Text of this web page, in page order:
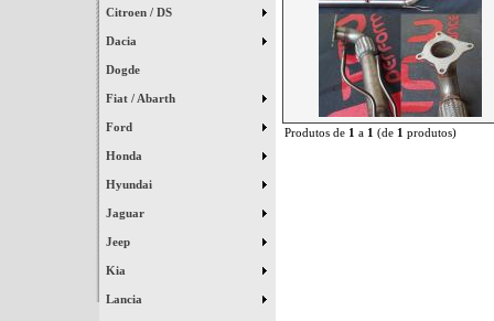
Citroen / DS
Dacia
Dogde
Fiat / Abarth
Ford
Honda
Hyundai
Jaguar
Jeep
Kia
Lancia
Produtos de 1 a 1 (de 1 produtos)